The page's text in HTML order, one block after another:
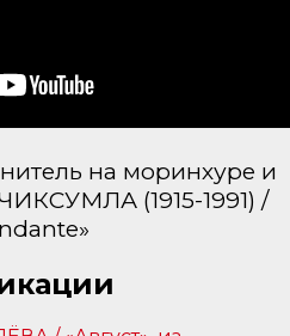
на моринхуре и
(1915-1991) /